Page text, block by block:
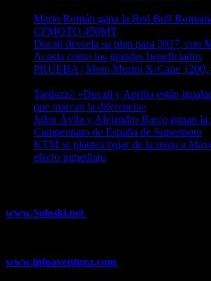
Mario Román gana la Red Bull
CFMOTO 450MT
Ducati desvela su plan para 2027, con
Acosta como los grandes beneficiados
PRUEBA | Moto Morini X-Cape 1200,
Tardozzi: «Ducati y Aprilia están
que marcan la diferencia»
Julen Ávila y Alejandro Barco ganan la
Campeonato de España de Supermoto
KTM se plantea bajar de la moto a
efecto inmediato
www.Soloski.net
www.infoaventura.com